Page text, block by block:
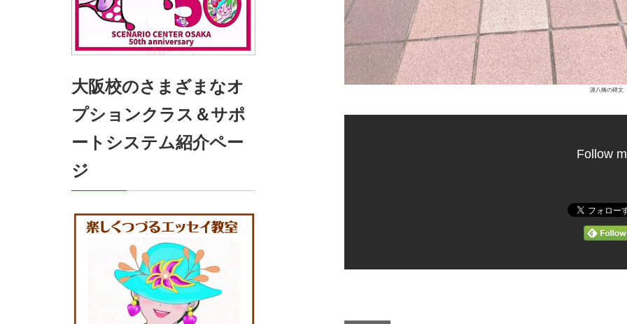
源八橋の碑文
Follow
大阪校のさまざまなオ
プションクラス＆サポ
ートシステム紹介ペー
ジ